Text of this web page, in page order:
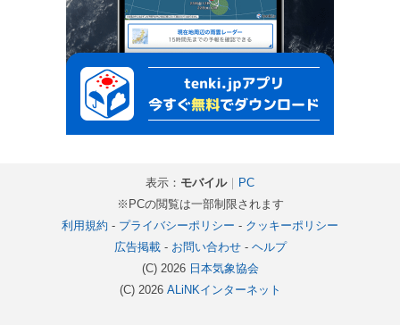
表示： モバイル｜ PC
※PCの閲覧は一部制限されます
利用規約 - プライバシーポリシー - クッキーポリシー
広告掲載- お問い合わせ- ヘルプ
(C) 2026 日本気象協会
(C) 2026 ALiNKインターネット